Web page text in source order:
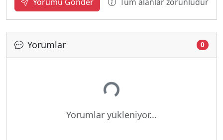
Yorumlar 0
Yükleniyor...
Yorumlar yükleniyor...